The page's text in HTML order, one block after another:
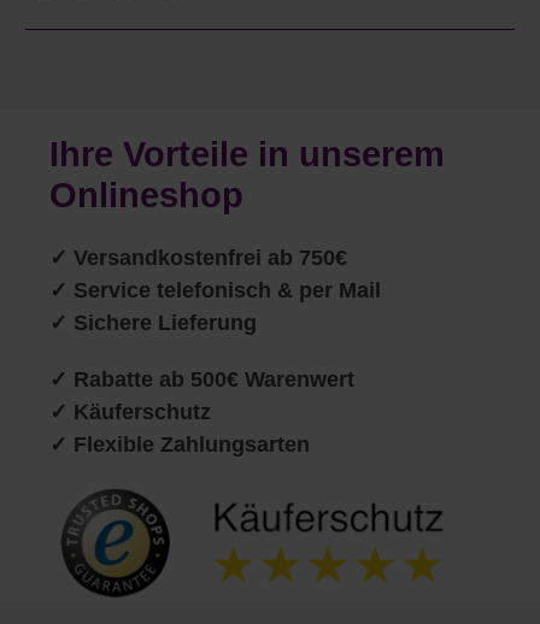
Ihre Vorteile in unserem
Onlineshop
✓ Versandkostenfrei ab 750€
✓ Service telefonisch & per Mail
✓ Sichere Lieferung
✓ Rabatte ab 500€ Warenwert
✓ Käuferschutz
✓ Flexible Zahlungsarten